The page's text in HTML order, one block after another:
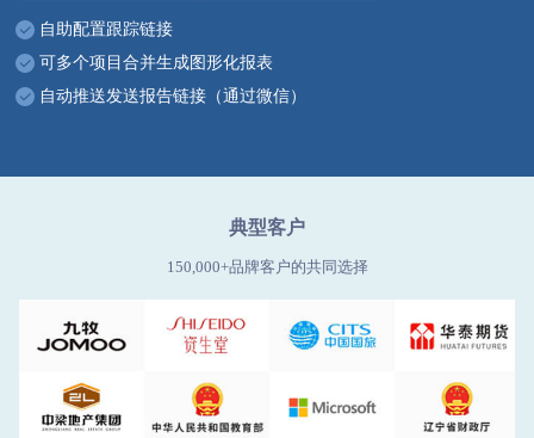
自助配置跟踪链接
可多个项目合并生成图形化报表
自动推送发送报告链接（通过微信）
典型客户
150,000+品牌客户的共同选择